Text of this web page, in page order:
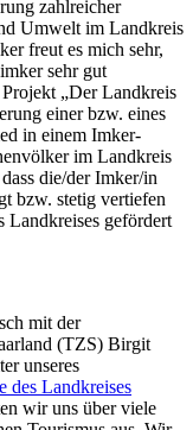
zahlreicher
Umwelt im Landkreis
freut es mich sehr,
sehr gut
„Der Landkreis
einer bzw. eines
in einem Imker-
im Landkreis
die/der Imker/in
bzw. stetig vertiefen
Landkreises gefördert
mit der
(TZS) Birgit
unseres
des Landkreises
wir uns über viele